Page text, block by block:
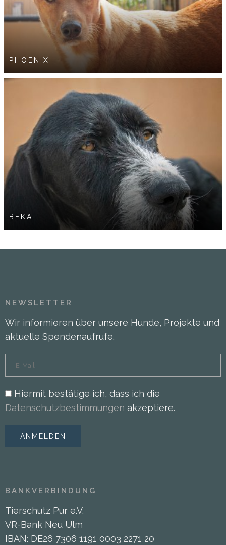
PHOENIX
BEKA
NEWSLETTER
Wir informieren über unsere Hunde, Projekte und
aktuelle Spendenaufrufe.
Hiermit bestätige ich, dass ich die
Datenschutzbestimmungen akzeptiere.
BANKVERBINDUNG
Tierschutz Pur e.V.
VR-Bank Neu Ulm
IBAN: DE26 7306 1191 0003 2271 20